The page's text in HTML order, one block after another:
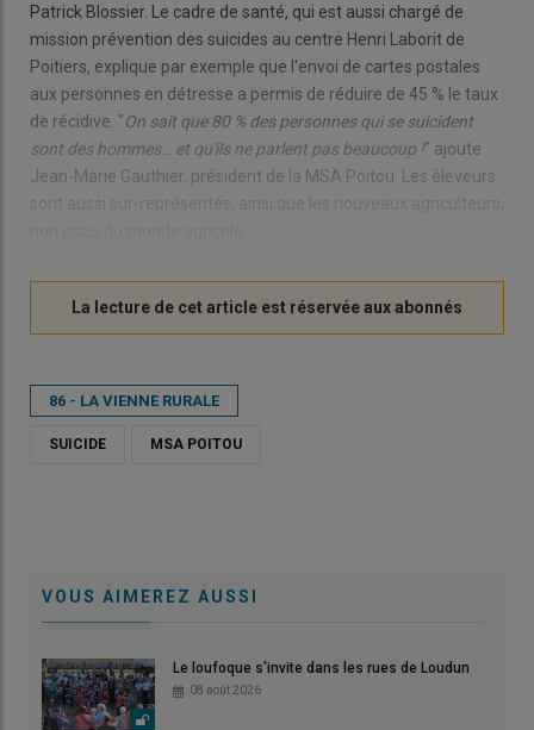
Patrick Blossier. Le cadre de santé, qui est aussi chargé de
mission prévention des suicides au centre Henri Laborit de
Poitiers, explique par exemple que l'envoi de cartes postales
aux personnes en détresse a permis de réduire de 45 % le taux
de récidive. "On sait que 80 % des personnes qui se suicident
sont des hommes… et qu'ils ne parlent pas beaucoup !" ajoute
Jean-Marie Gauthier, président de la MSA Poitou. Les éleveurs
86 - LA VIENNE RURALE
SUICIDE MSA POITOU
VOUS AIMEREZ AUSSI
Le loufoque s'invite dans les rues de Loudun
08 août 2026